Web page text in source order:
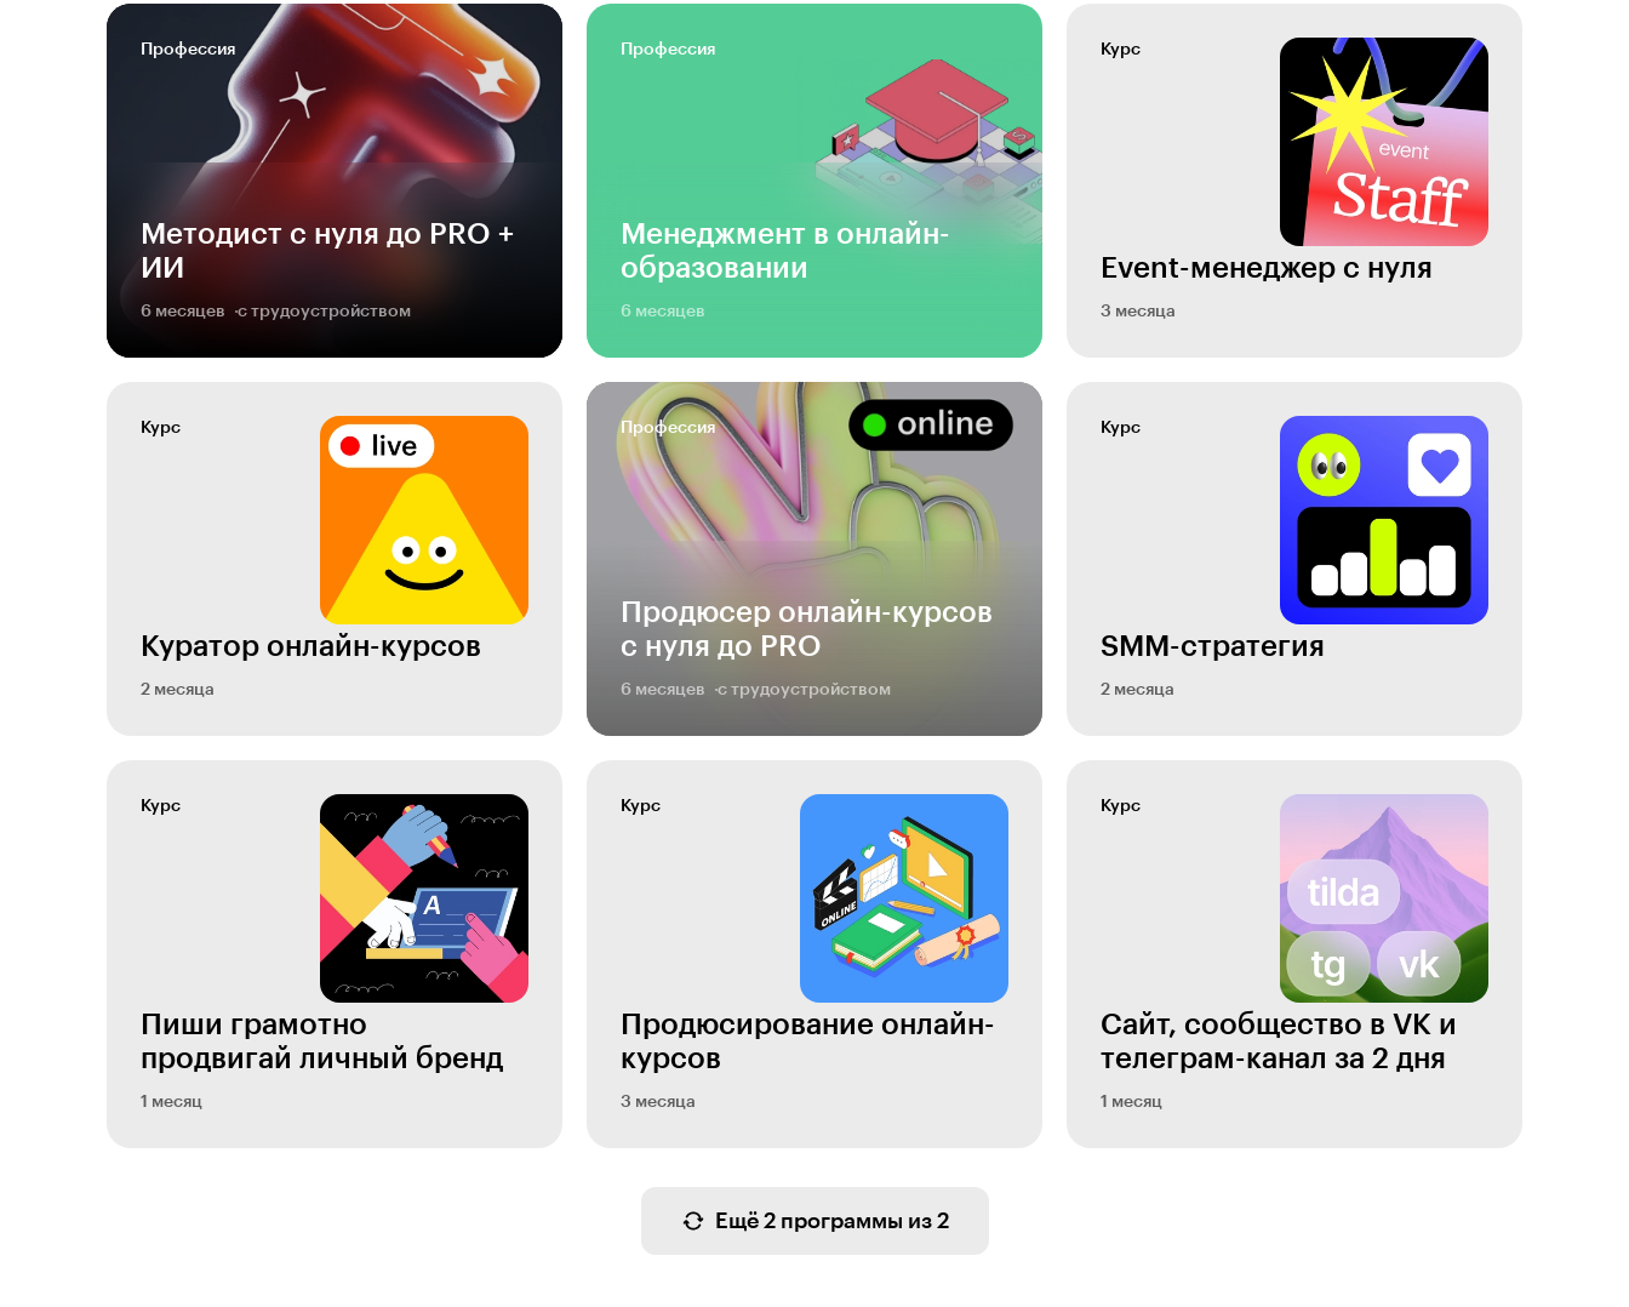
Профессия
Методист с нуля до PRO +
ИИ
6 месяцев с трудоустройством
Профессия
Менеджмент в онлайн-
образовании
6 месяцев
Курс
Event-менеджер с нуля
3 месяца
Курс
Куратор онлайн-курсов
2 месяца
Профессия
Продюсер онлайн-курсов
с нуля до PRO
6 месяцев с трудоустройством
Курс
SMM-стратегия
2 месяца
Курс
Пиши грамотно 
продвигай личный бренд
1 месяц
Курс
Продюсирование онлайн-
курсов
3 месяца
Курс
Сайт, сообщество в VK и
телеграм-канал за 2 дня
1 месяц
Ещё 2 программы из 2